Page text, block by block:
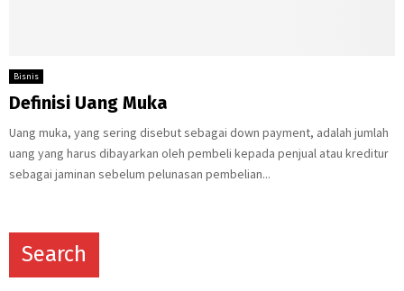
Bisnis
Definisi Uang Muka
Uang muka, yang sering disebut sebagai down payment, adalah jumlah
uang yang harus dibayarkan oleh pembeli kepada penjual atau kreditur
sebagai jaminan sebelum pelunasan pembelian...
Search